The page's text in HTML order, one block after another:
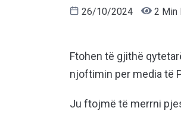
26/10/2024 2 Min
Ftohen të gjithë
njoftimin per media të
Ju ftojmë të merrni